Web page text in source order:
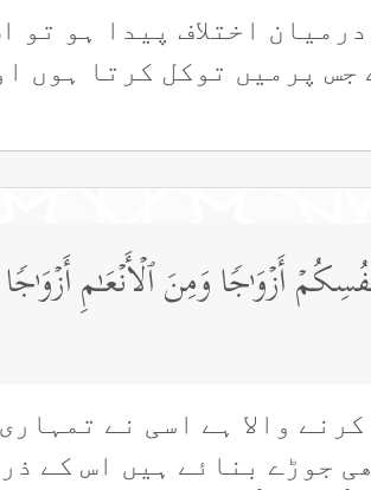
اختلاف پیدا ہو تو
پرمیں توکل کرتا ہوں
أَزۡوَ ٰ⁠جࣰا وَمِنَ ٱلۡأَنۡعَـٰمِ أَزۡوَ
والا ہے اسی نے
جوڑے بنائے ہیں اس کے